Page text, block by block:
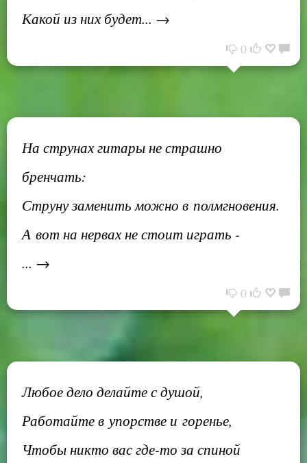
Какой из них будет... →
0
На струнах гитары не страшно
бренчать:
Струну заменить можно в полмгновения.
А вот на нервах не стоит играть -
... →
0
Любое дело делайте с душой,
Работайте в упорстве и горенье,
Чтобы никто вас где-то за спиной